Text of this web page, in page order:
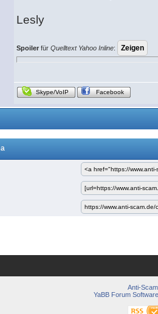
Lesly
Spoiler fürQuelltext Yahoo Inline:
Skype/VoIP Facebook
Anti-Scam
YaBB Forum Software